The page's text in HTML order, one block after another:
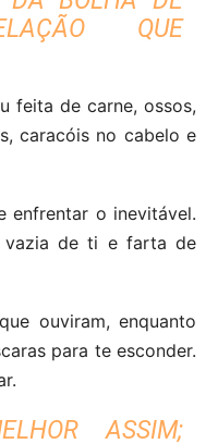
QUE
feita de carne, ossos,
caracóis no cabelo e
enfrentar o inevitável.
vazia de ti e farta de
ouviram, enquanto
para te esconder.
ASSIM;